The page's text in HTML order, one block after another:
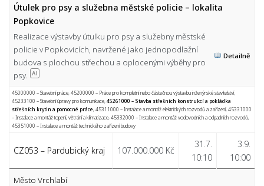
Útulek pro psy a služebna městské policie – lokalita
Popkovice
Realizace výstavby útulku pro psy a služebny městské
policie v Popkovicích, navržené jako jednopodlažní
budova s plochou střechou a oplocenými výběhy pro
psy.
AI
Detailně
45000000 – Stavební práce,45200000 – Práce pro kompletní nebo částečnou výstavbu inženýrské stavitelství,
45233100 – Stavební úpravy pro komunikace,45261000 – Stavba střešních konstrukcí a pokládka
střešních krytin a pomocné práce,45311000 – Instalace a montáž elektrických rozvodů a zařízení,45331000
– Instalace a montáž topení, větrání a klimatizace,45332000 – Instalace a montáž vodovodních a odpadních rozvodů,
45351000 – Instalace a montáž technického zařízení budovy
CZ053 – Pardubický kraj 107.000.000 Kč
31.7.
10:10
3.9.
10:00
Město Vrchlabí